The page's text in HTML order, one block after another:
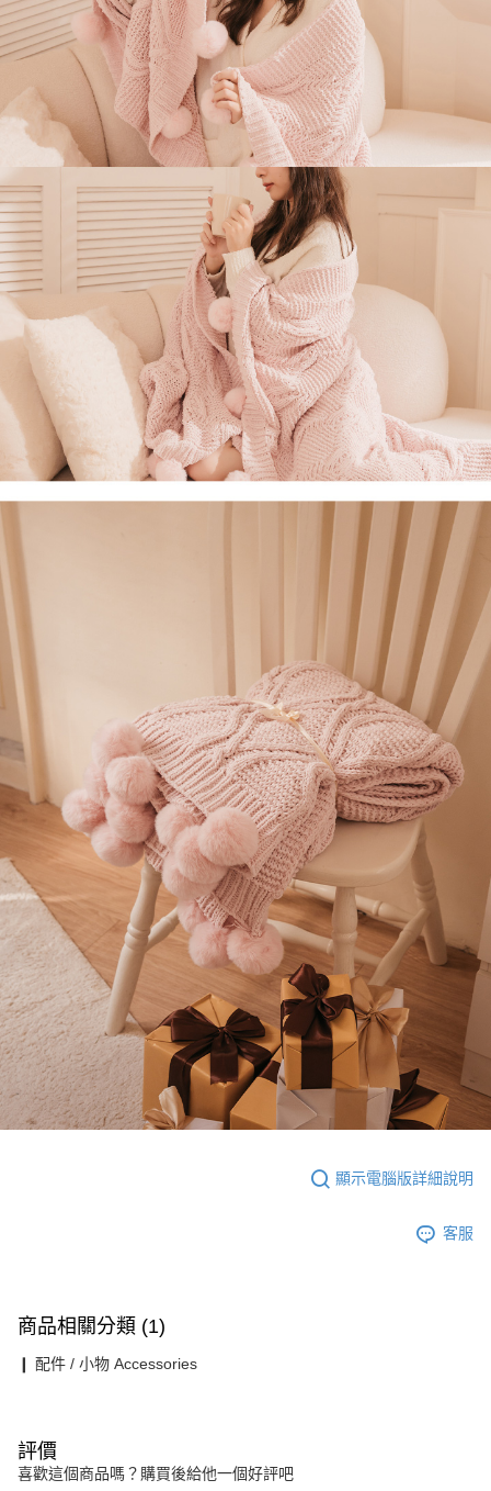
顯示電腦版詳細說明
客服
商品相關分類 (1)
❙ 配件 / 小物 Accessories
評價
喜歡這個商品嗎？購買後給他一個好評吧